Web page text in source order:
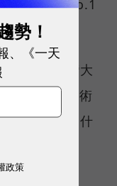
語音體驗 No.1
譽。
更代表台灣大
設與 5G 技術
思考：究竟什
勢！
、《一天
政策